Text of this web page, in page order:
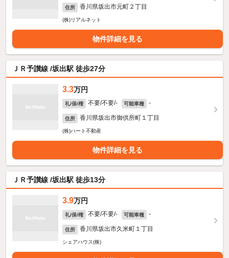
住所 香川県坂出市元町２丁目
(株)リアルネット
物件詳細を見る
ＪＲ予讃線 /坂出駅 徒歩27分
3.3万円
礼/保/権 不要/不要/- 可能車種 -
住所 香川県坂出市御供所町１丁目
(株)ハート不動産
物件詳細を見る
ＪＲ予讃線 /坂出駅 徒歩13分
3.9万円
礼/保/権 不要/不要/- 可能車種 -
住所 香川県坂出市久米町１丁目
シェアハウス(株)